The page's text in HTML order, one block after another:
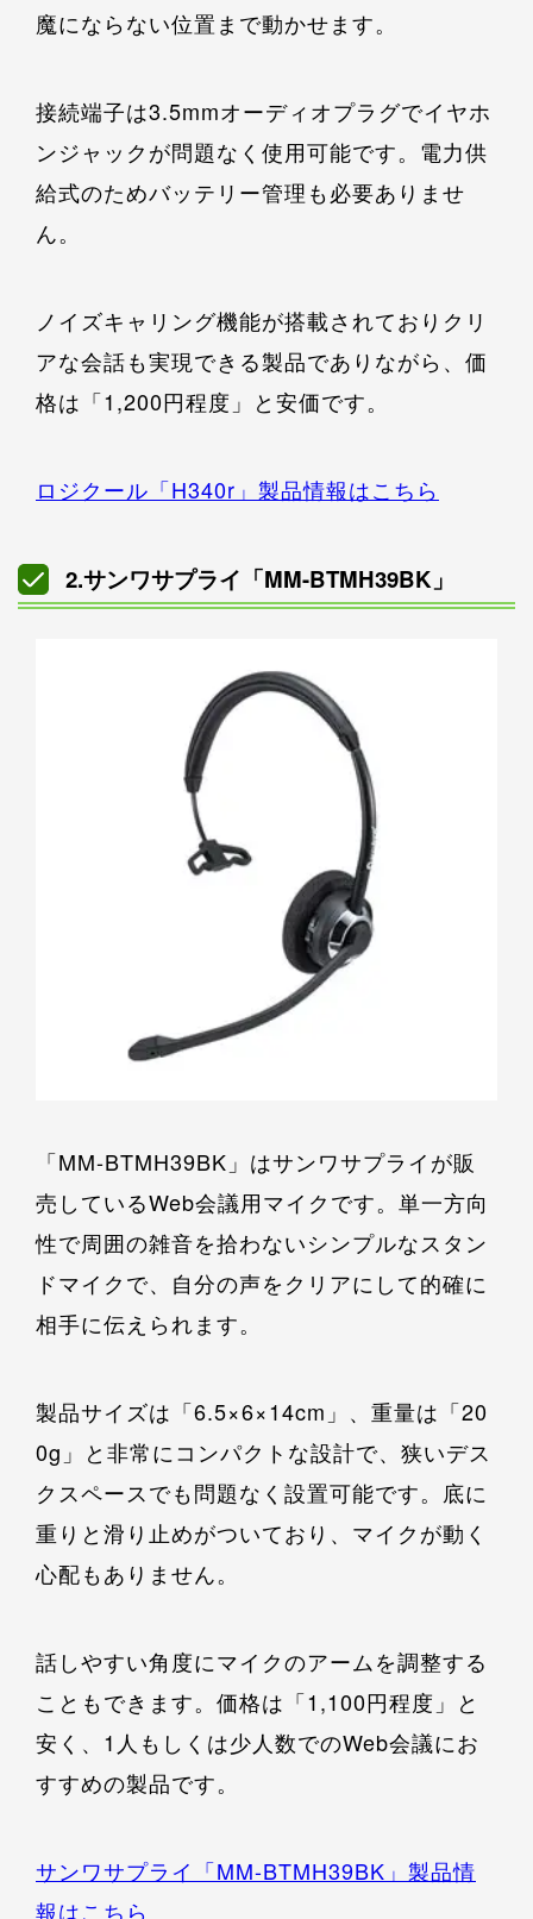
魔にならない位置まで動かせます。
接続端子は3.5mmオーディオプラグでイヤホ
ンジャックが問題なく使用可能です。電力供
給式のためバッテリー管理も必要ありませ
ん。
ノイズキャリング機能が搭載されておりクリ
アな会話も実現できる製品でありながら、価
格は「1,200円程度」と安価です。
ロジクール「H340r」製品情報はこちら
2.サンワサプライ「MM-BTMH39BK」
「MM-BTMH39BK」はサンワサプライが販
売しているWeb会議用マイクです。単一方向
性で周囲の雑音を拾わないシンプルなスタン
ドマイクで、自分の声をクリアにして的確に
相手に伝えられます。
製品サイズは「6.5×6×14cm」、重量は「20
0g」と非常にコンパクトな設計で、狭いデス
クスペースでも問題なく設置可能です。底に
重りと滑り止めがついており、マイクが動く
心配もありません。
話しやすい角度にマイクのアームを調整する
こともできます。価格は「1,100円程度」と
安く、1人もしくは少人数でのWeb会議にお
すすめの製品です。
サンワサプライ「MM-BTMH39BK」製品情
報はこちら